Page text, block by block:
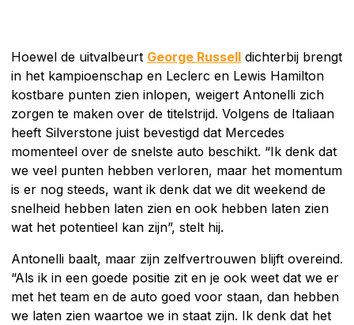
Hoewel de uitvalbeurt George Russell dichterbij brengt
in het kampioenschap en Leclerc en Lewis Hamilton
kostbare punten zien inlopen, weigert Antonelli zich
zorgen te maken over de titelstrijd. Volgens de Italiaan
heeft Silverstone juist bevestigd dat Mercedes
momenteel over de snelste auto beschikt. “Ik denk dat
we veel punten hebben verloren, maar het momentum
is er nog steeds, want ik denk dat we dit weekend de
snelheid hebben laten zien en ook hebben laten zien
wat het potentieel kan zijn”, stelt hij.
Antonelli baalt, maar zijn zelfvertrouwen blijft overeind.
“Als ik in een goede positie zit en je ook weet dat we er
met het team en de auto goed voor staan, dan hebben
we laten zien waartoe we in staat zijn. Ik denk dat het